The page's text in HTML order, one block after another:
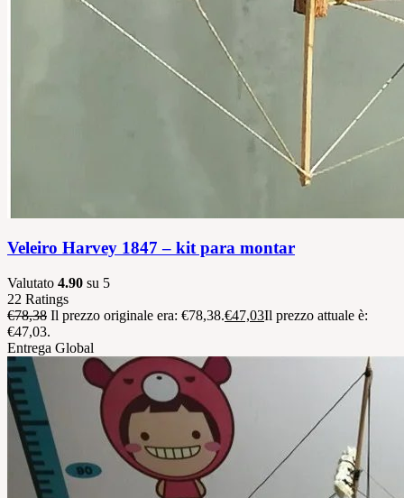
Veleiro Harvey 1847 – kit para montar
Valutato 4.90 su 5
22 Ratings
€78,38 Il prezzo originale era: €78,38.€47,03Il prezzo attuale è:
€47,03.
Entrega Global